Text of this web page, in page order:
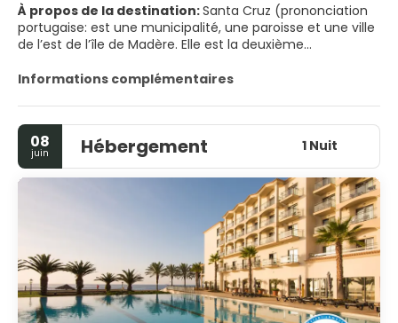
À propos de la destination:Santa Cruz (prononciation
portugaise: est une municipalité, une paroisse et une ville
de l’est de l’île de Madère. Elle est la deuxième
2011, sa population était de 43 005 [1], dans une région de
Informations complémentaires
08
juin Hébergement 1 Nuit